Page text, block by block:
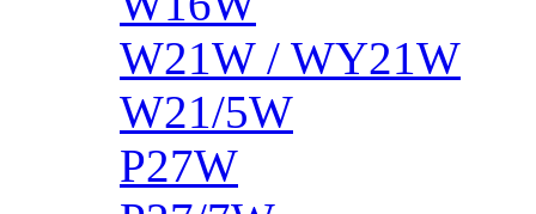
W21W / WY21W
W21/5W
P27W